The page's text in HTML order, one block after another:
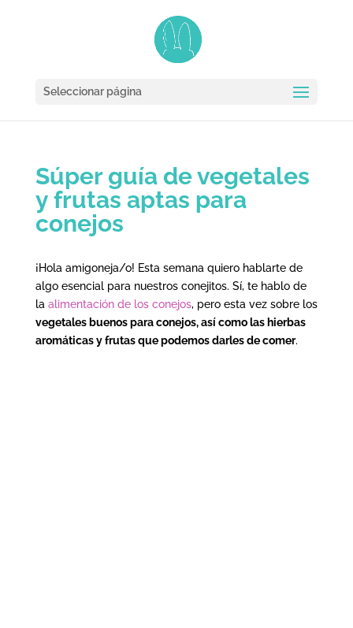
Seleccionar página
Súper guía de vegetales
y frutas aptas para
conejos
¡Hola amigoneja/o! Esta semana quiero hablarte de
algo esencial para nuestros conejitos. Sí, te hablo de
la alimentación de los conejos, pero esta vez sobre los
vegetales buenos para conejos, así como las hierbas
aromáticas y frutas que podemos darles de comer.